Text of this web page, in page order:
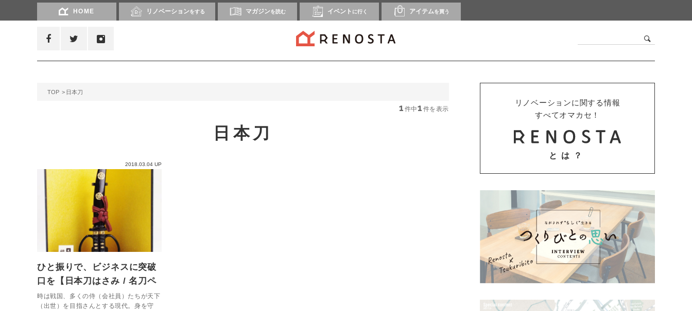
HOME リノベーションをする マガジンを読む イベント に行く アイテムを買う
TOP 日本刀
1 件中1 件を表示
日本刀
2018.03.04 UP
ひと振りで、ビジネスに突破
口を【日本刀はさみ / 名刀ペ
ーパーナイフ】
時は戦国、多くの侍（会社員）たちが天下
（出世）を目指さんとする現代。身を守
リノベーションに関する情報
すべてオマカセ！
とは？